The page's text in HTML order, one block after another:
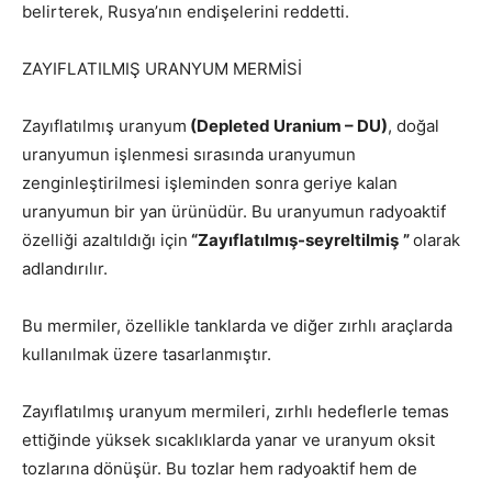
belirterek, Rusya’nın endişelerini reddetti.
ZAYIFLATILMIŞ URANYUM MERMİSİ
Zayıflatılmış uranyum (Depleted Uranium – DU), doğal
uranyumun işlenmesi sırasında uranyumun
zenginleştirilmesi işleminden sonra geriye kalan
uranyumun bir yan ürünüdür. Bu uranyumun radyoaktif
özelliği azaltıldığı için “Zayıflatılmış-seyreltilmiş ”olarak
adlandırılır.
Bu mermiler, özellikle tanklarda ve diğer zırhlı araçlarda
kullanılmak üzere tasarlanmıştır.
Zayıflatılmış uranyum mermileri, zırhlı hedeflerle temas
ettiğinde yüksek sıcaklıklarda yanar ve uranyum oksit
tozlarına dönüşür. Bu tozlar hem radyoaktif hem de